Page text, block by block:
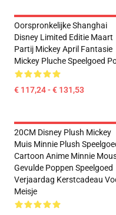
Oorspronkelijke Shanghai
Disney Limited Editie Maart
Partij Mickey April Fantasie
Mickey Pluche Speelgoed
€ 117,24 - € 131,53
20CM Disney Plush Mickey
Muis Minnie Plush
Cartoon Anime Minnie
Gevulde Poppen Speelgoed
Verjaardag Kerstcadeau
Meisje